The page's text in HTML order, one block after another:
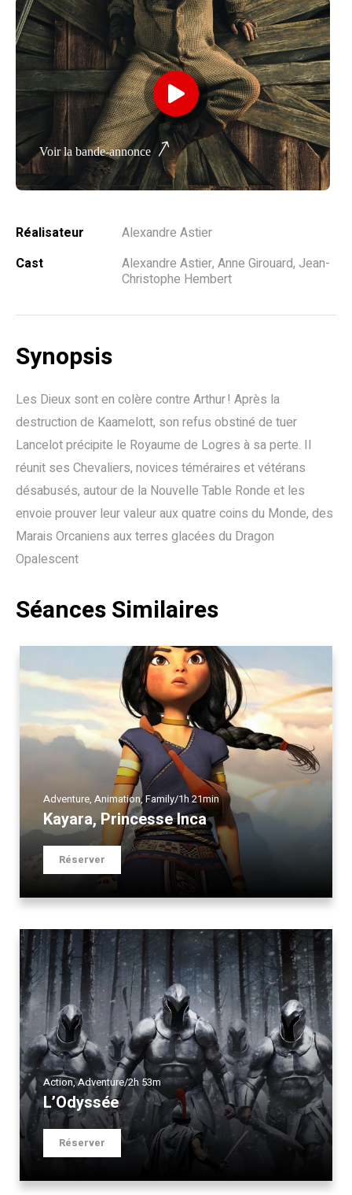
Voir la bande-annonce
Réalisateur
Alexandre Astier
Cast
Alexandre Astier, Anne Girouard, Jean-
Christophe Hembert
Synopsis
Les Dieux sont en colère contre Arthur ! Après la
destruction de Kaamelott, son refus obstiné de tuer
Lancelot précipite le Royaume de Logres à sa perte. Il
réunit ses Chevaliers, novices téméraires et vétérans
désabusés, autour de la Nouvelle Table Ronde et les
envoie prouver leur valeur aux quatre coins du Monde, des
Marais Orcaniens aux terres glacées du Dragon
Opalescent
Séances Similaires
Adventure, Animation,Family/1h 21min
Kayara, Princesse Inca
Réserver
Action,Adventure/2h 53m
L’Odyssée
Réserver